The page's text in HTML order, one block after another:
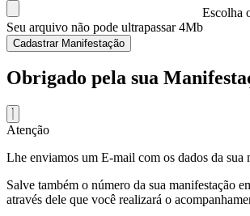
Escolha
Seu arquivo não pode ultrapassar 4Mb
Cadastrar Manifestação
Obrigado pela sua
Atenção
Lhe enviamos um E-mail com os dados da sua
Salve também o número da sua manifestação
através dele que você realizará o